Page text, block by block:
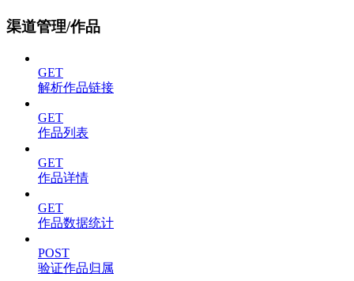
渠道管理/作品
GET
解析作品链接
GET
作品列表
GET
作品详情
GET
作品数据统计
POST
验证作品归属